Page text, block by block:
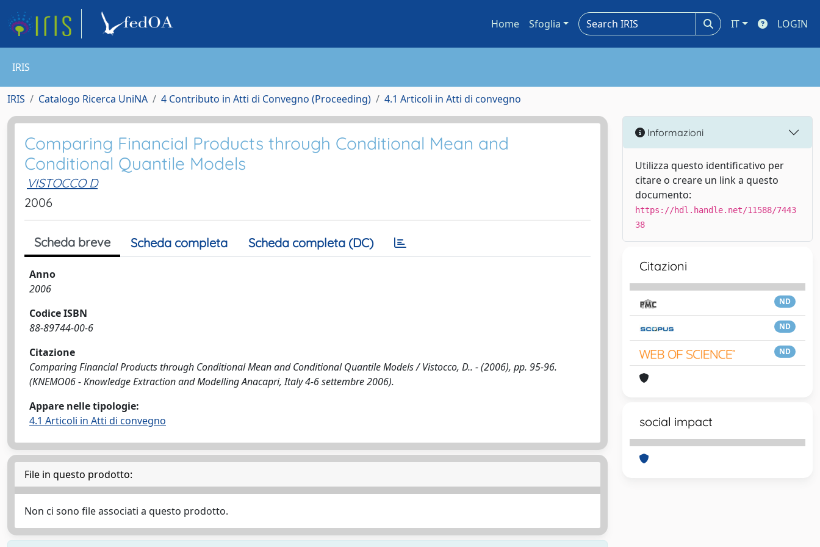
Home Sfoglia IT LOGIN
IRIS
IRIS Catalogo Ricerca UniNA 4 Contributo in Atti di Convegno (Proceeding) 4.1 Articoli in Atti di convegno
Comparing Financial Products through Conditional Mean and
Conditional Quantile Models
VISTOCCO D
2006
Scheda breve Scheda completa Scheda completa (DC)
Anno
2006
Codice ISBN
88-89744-00-6
Citazione
Comparing Financial Products through Conditional Mean and Conditional Quantile Models / Vistocco, D.. - (2006), pp. 95-96.
(KNEMO06 - Knowledge Extraction and Modelling Anacapri, Italy 4-6 settembre 2006).
Appare nelle tipologie:
4.1 Articoli in Atti di convegno
File in questo prodotto:
Non ci sono file associati a questo prodotto.
Informazioni
Utilizza questo identificativo per
citare o creare un link a questo
documento:
https://hdl.handle.net/11588/7443
38
Citazioni
ND
ND
ND
social impact